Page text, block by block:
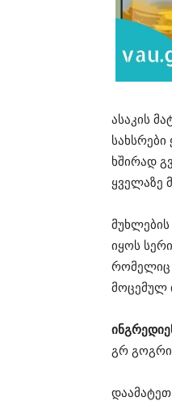
ასაკის
ხშირად
ყველაზე
იყოს
რომელიც
მოცემულ
გრ